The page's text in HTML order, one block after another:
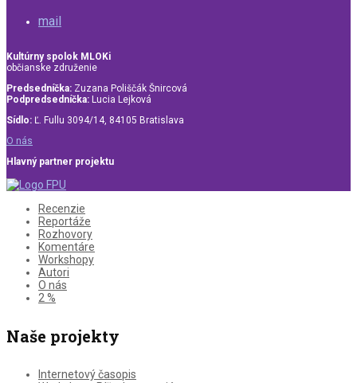
mail
Kultúrny spolok MLOKi
občianske združenie
Predsedníčka: Zuzana Poliščák Šnircová
Podpredsedníčka: Lucia Lejková
Sídlo: Ľ. Fullu 3094/14, 84105 Bratislava
O nás
Hlavný partner projektu
Recenzie
Reportáže
Rozhovory
Komentáre
Workshopy
Autori
O nás
2 %
Naše projekty
Internetový časopis